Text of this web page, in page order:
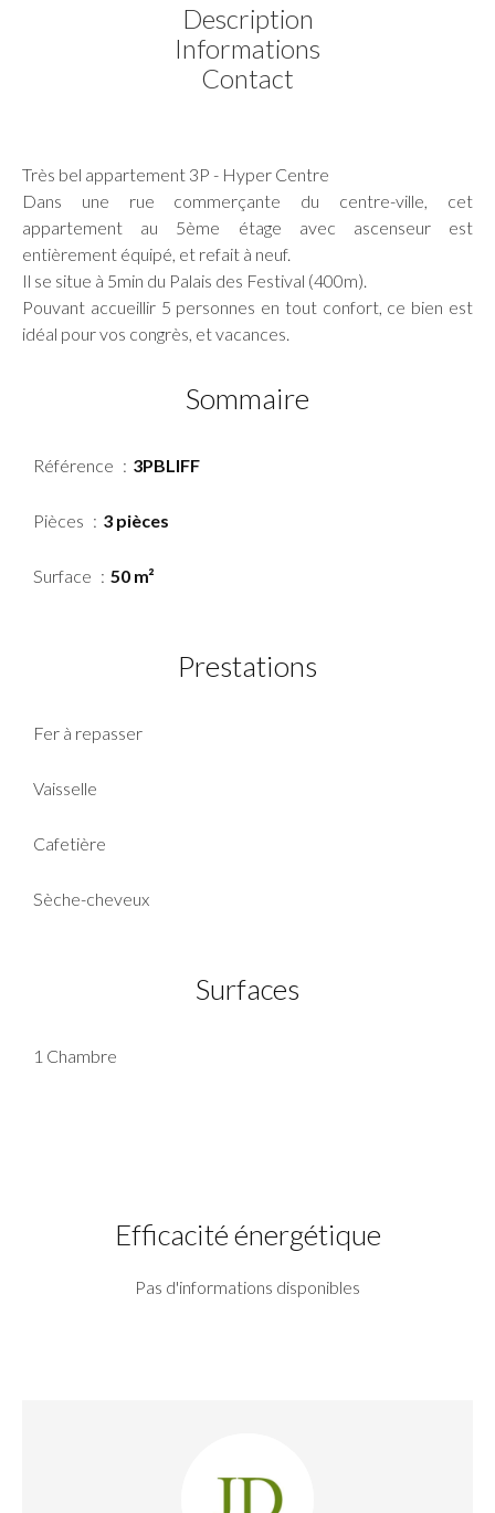
Description
Informations
Contact
Très bel appartement 3P - Hyper Centre
Dans une rue commerçante du centre-ville, cet
appartement au 5ème étage avec ascenseur est
entièrement équipé, et refait à neuf.
Il se situe à 5min du Palais des Festival (400m).
Pouvant accueillir 5 personnes en tout confort, ce bien est
idéal pour vos congrès, et vacances.
Sommaire
Référence 3PBLIFF
Pièces 3 pièces
Surface 50 m²
Prestations
Fer à repasser
Vaisselle
Cafetière
Sèche-cheveux
Surfaces
1 Chambre
Efficacité énergétique
Pas d'informations disponibles